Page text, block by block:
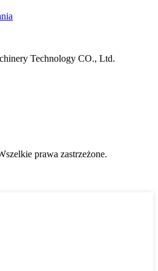
Technology CO., Ltd.
prawa zastrzeżone.